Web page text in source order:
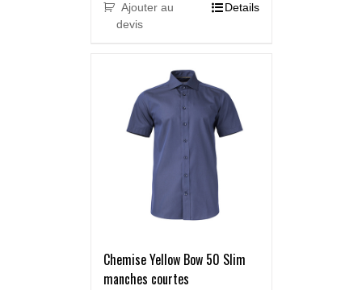
Ajouter au
devis
Details
Chemise Yellow Bow 50 Slim
manches courtes